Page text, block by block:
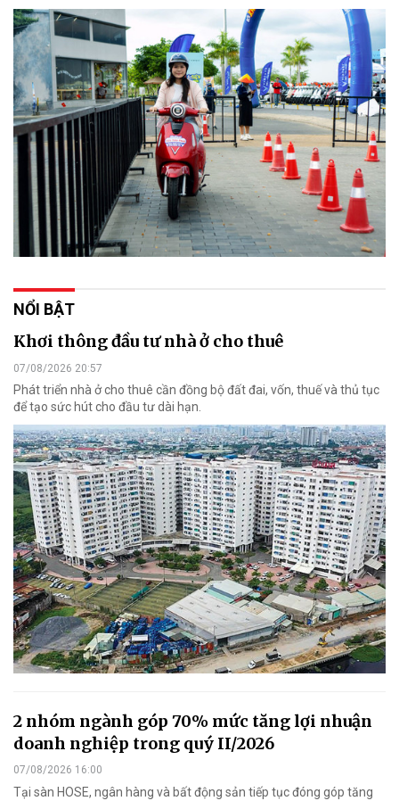
NỔI BẬT
Khơi thông đầu tư nhà ở cho thuê
07/08/2026 20:57
Phát triển nhà ở cho thuê cần đồng bộ đất đai, vốn, thuế và thủ tục
để tạo sức hút cho đầu tư dài hạn.
2 nhóm ngành góp 70% mức tăng lợi nhuận
doanh nghiệp trong quý II/2026
07/08/2026 16:00
Tại sàn HOSE, ngân hàng và bất động sản tiếp tục đóng góp tăng